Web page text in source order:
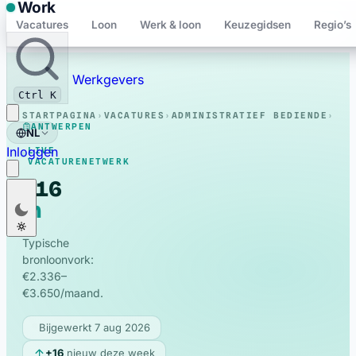
Work
Vacatures Loon Werk & loon Keuzegidsen Regio’s
Ctrl K
Werkgevers
NL
NL Nederlands
English
DE Deutsch
Română
Inloggen
Bewaard
STARTPAGINA › VACATURES › ADMINISTRATIEF BEDIENDE ›
ANTWERPEN
LIVE
VACATURENETWERK
116
Administratief
bediende
vacatures
in
Antwerpen
Typische
bronloonvork:
€2.336–
€3.650/maand.
Bijgewerkt 7 aug 2026
+16 nieuw deze week